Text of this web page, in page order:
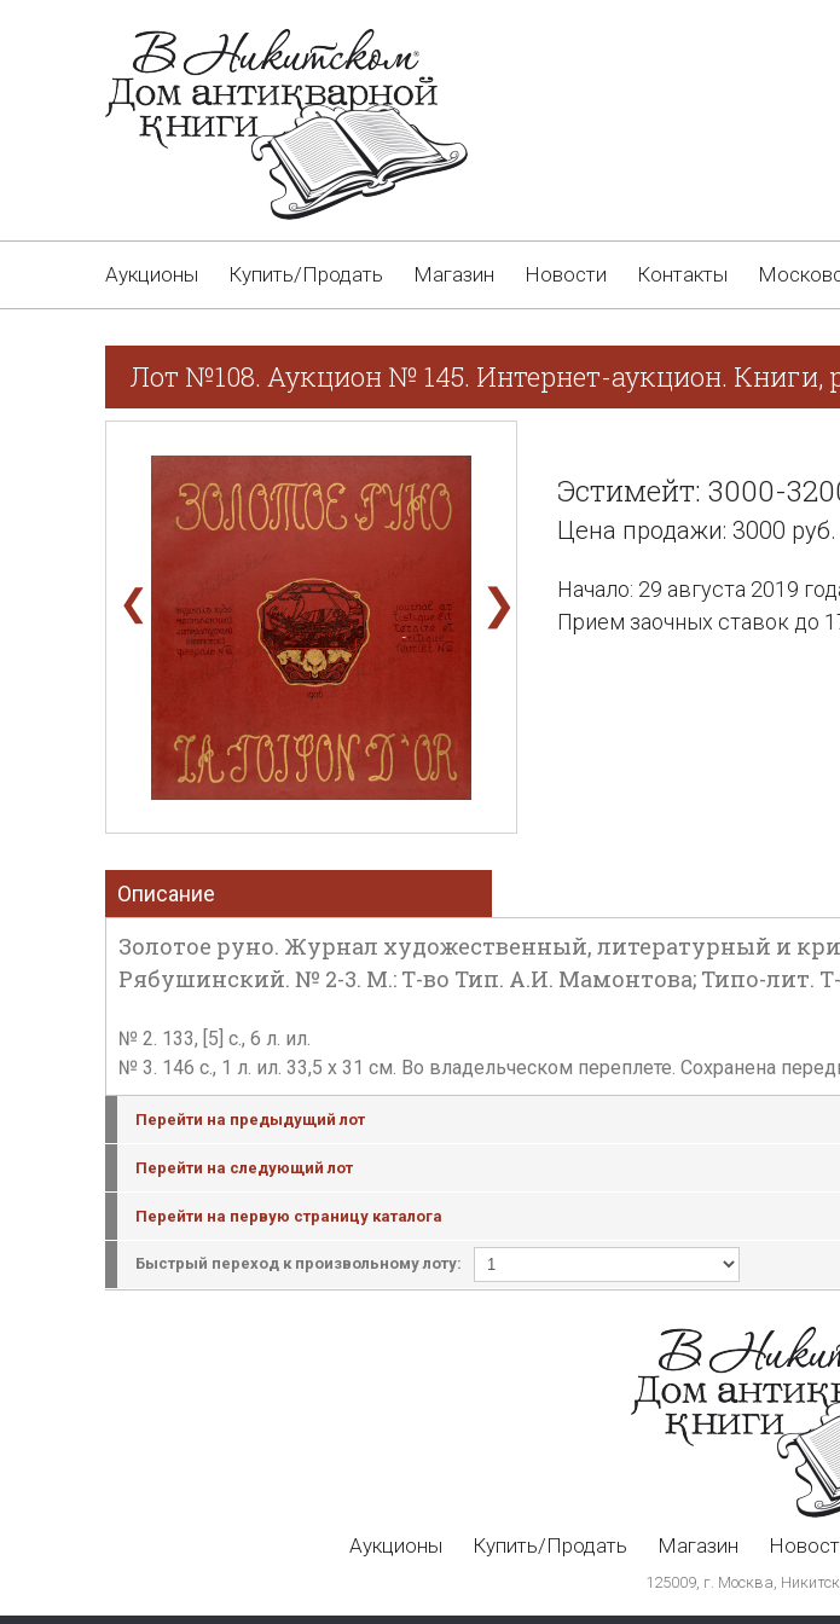
Аукционы Купить/Продать Магазин Новости Контакты
Лот №108. Аукцион № 145. Интернет-аукцион. Книги,
❮ ❯
Эстимейт: 3000-
Цена продажи: 3000 руб.
Начало: 29 августа 2019
Прием заочных ставок до
Описание
Золотое руно. Журнал художественный, литературный и
Рябушинский. № 2-3. М.: Т-во Тип. А.И. Мамонтова; Типо-лит.
№ 2. 133, [5] с., 6 л. ил.
№ 3. 146 с., 1 л. ил. 33,5 х 31 см. Во владельческом переплете. Сохранена
Перейти на предыдущий лот
Перейти на следующий лот
Перейти на первую страницу каталога
Быстрый переход к произвольному лоту:
Аукционы Купить/Продать Магазин
125009, г. Москва,